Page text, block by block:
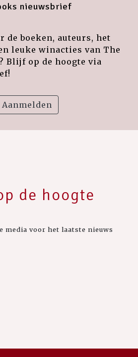
nieuwsbrief
de boeken, auteurs, het
leuke winacties van The
Blijf op de hoogte via
Aanmelden
de hoogte
media voor het laatste nieuws